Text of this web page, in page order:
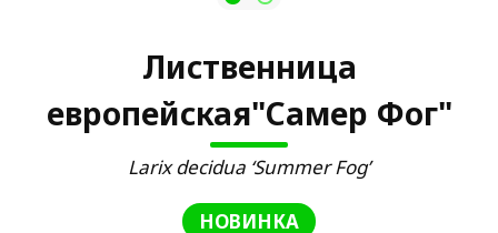
Лиственница
европейская"Самер Фог"
Larix decidua ‘Summer Fog’
НОВИНКА